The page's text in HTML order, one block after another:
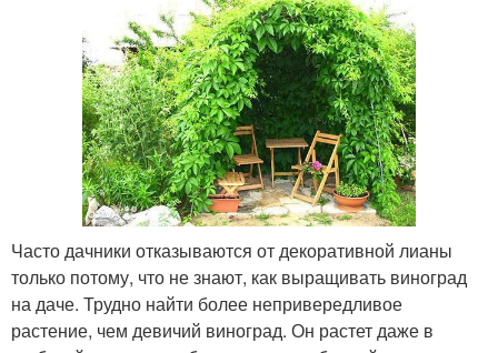
Часто дачники отказываются от декоративной лианы
только потому, что не знают, как выращивать виноград
на даче. Трудно найти более непривередливое
растение, чем девичий виноград. Он растет даже в